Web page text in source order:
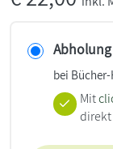
bei
Mit
direkt